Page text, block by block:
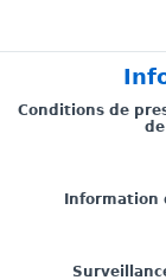
Conditions de
Information